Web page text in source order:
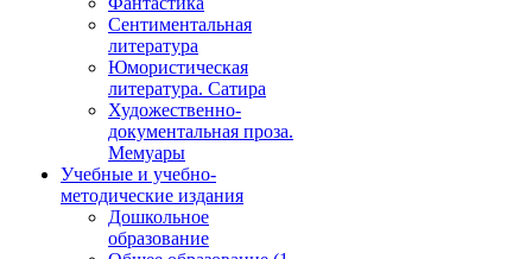
Сентиментальная
литература
Юмористическая
литература. Сатира
Художественно-
документальная проза.
Мемуары
Учебные и учебно-
методические издания
Дошкольное
образование